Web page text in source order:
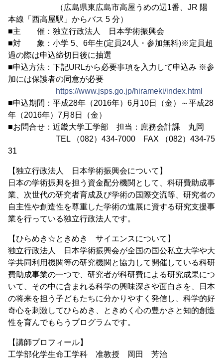
（広島県東広島市高屋うめの辺1番、JR 陽
本線「西高屋駅」からバス 5 分）
■主 催：独立行政法人 日本学術振興会
■対 象：小学 5、6年生(定員24人・参加無料)※定員超
過の際は申込締切日後に抽選
■申込方法：下記URLから必要事項を入力して申込み ※参
加には保護者の同意が必要
https://www.jsps.go.jp/hirameki/index.html
■申込期間：平成28年（2016年）6月10日（金）～平成28
年（2016年）7月8日（金）
■お問合せ：近畿大学工学部 担当：庶務会計課 丸岡
TEL （082）434-7000 FAX （082）434-75
31
【独立行政法人 日本学術振興会について】
日本の学術振興を担う資金配分機関として、科研費助成事
業、次世代の研究者育成及び学術の国際交流等、研究者の
自主性や創造性を尊重した学術の進展に資する研究支援事
業を行っている独立行政法人です。
【ひらめき☆ときめき サイエンスについて】
独立行政法人 日本学術振興会が全国の国公私立大学や大
学共同利用機関等の研究機関と協力して開催している科研
費助成事業の一つで、研究者が科研費による研究成果につ
いて、その中に含まれる科学の興味深さや面白さを、日本
の将来を担う子どもたちに分かりやすく発信し、科学的好
奇心を刺激してひらめき、ときめく心の豊かさと知的創造
性を育んでもらうプログラムです。
【講師プロフィール】
工学部化学生命工学科 准教授 岡田 芳治